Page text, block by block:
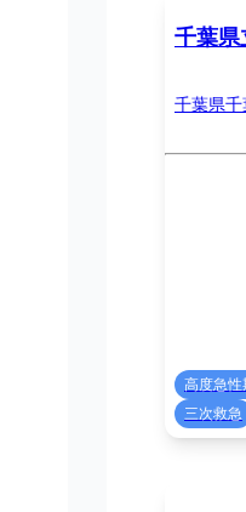
千葉県
千葉県
高度急性
三次救急